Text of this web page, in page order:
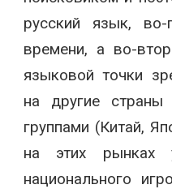
русский язык,
времени, а во-
языковой точки
на другие
группами (Китай,
на этих рынках
национального